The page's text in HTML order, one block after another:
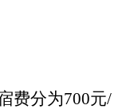
费分为700元/